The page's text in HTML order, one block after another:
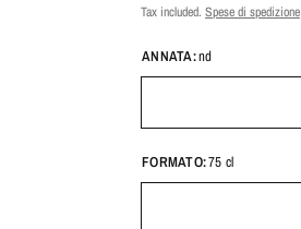
Tax included. Spese di spedizione
ANNATA:nd
FORMATO:75 cl